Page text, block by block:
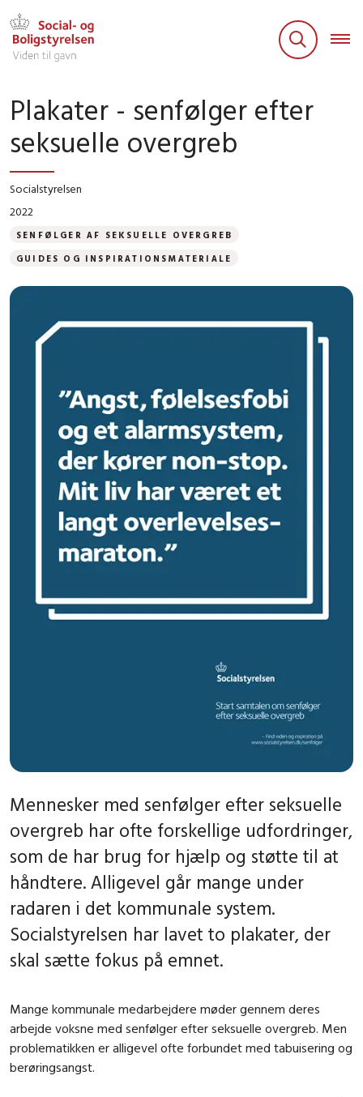
Plakater - senfølger efter
seksuelle overgreb
Socialstyrelsen
2022
SENFØLGER AF SEKSUELLE OVERGREB
GUIDES OG INSPIRATIONSMATERIALE
Mennesker med senfølger efter seksuelle
overgreb har ofte forskellige udfordringer,
som de har brug for hjælp og støtte til at
håndtere. Alligevel går mange under
radaren i det kommunale system.
Socialstyrelsen har lavet to plakater, der
skal sætte fokus på emnet.
Mange kommunale medarbejdere møder gennem deres
arbejde voksne med senfølger efter seksuelle overgreb. Men
problematikken er alligevel ofte forbundet med tabuisering og
berøringsangst.